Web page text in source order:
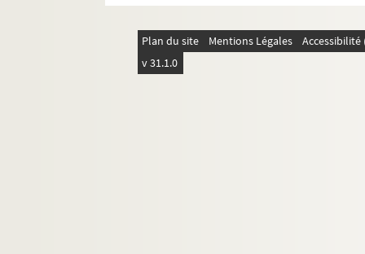
Ms. 494. « Relation de la mort de quelques
Ms. 495. « Histoire du siége de l'isle de
Ms. 496. « Relatione della corte e governo di
Plan du site Mentions Légales
v 31.1.0